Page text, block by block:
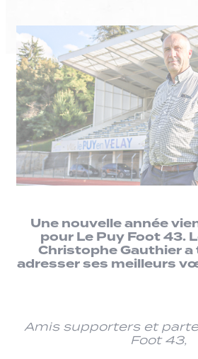
Une nouvelle année
pour Le Puy Foot 43.
Christophe Gauthier a
adresser ses meilleurs
Amis supporters et
Foot 43,